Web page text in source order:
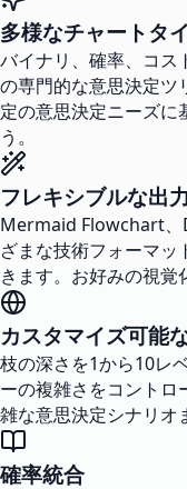
多様なチャートタ
バイナリ、確率、コス
の専門的な意思決定ツ
定の意思決定ニーズに
う。
フレキシブルな出
Mermaid Flowchart、
ざまな技術フォーマ
きます。お好みの視覚
カスタマイズ可能
枝の深さを1から10レ
ーの複雑さをコントロ
雑な意思決定シナリオ
確率統合